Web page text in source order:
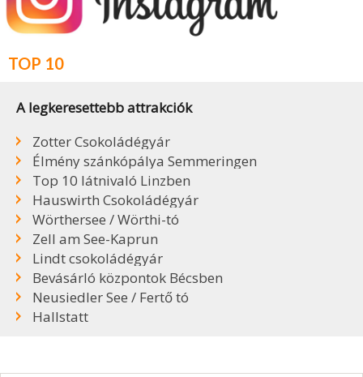
TOP 10
A legkeresettebb attrakciók
Zotter Csokoládégyár
Élmény szánkópálya Semmeringen
Top 10 látnivaló Linzben
Hauswirth Csokoládégyár
Wörthersee / Wörthi-tó
Zell am See-Kaprun
Lindt csokoládégyár
Bevásárló központok Bécsben
Neusiedler See / Fertő tó
Hallstatt